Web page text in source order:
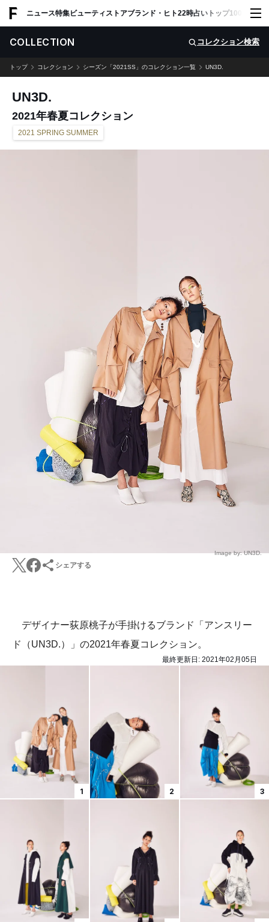
ニュース特集ビューティ ストアブランド・ヒト22時占い トップ100 スナッ
COLLECTION コレクション検索
トップ コレクション シーズン「2021SS」のコレクション一覧 UN3D.
UN3D.
2021年春夏コレクション
2021 SPRING SUMMER
Image by: UN3D.
シェアする
デザイナー荻原桃子が手掛けるブランド「アンスリー
ド（UN3D.）」の2021年春夏コレクション。
最終更新日: 2021年02月05日
1 2 3